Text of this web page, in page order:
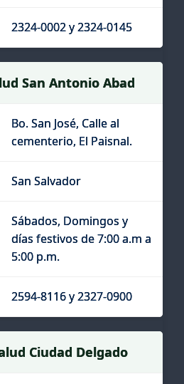
2324-0002 y 2324-0145
San Antonio Abad
Bo. San José, Calle al
cementerio, El Paisnal.
San Salvador
Sábados, Domingos y
días festivos de 7:00 a.m a
5:00 p.m.
2594-8116 y 2327-0900
Ciudad Delgado